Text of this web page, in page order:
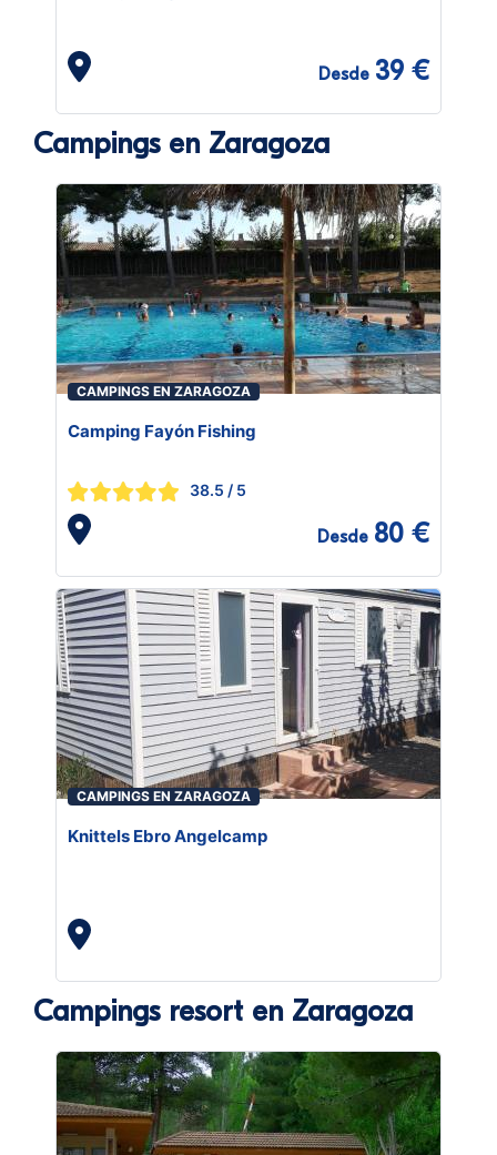
Desde 39 €
Campings en Zaragoza
CAMPINGS EN ZARAGOZA
Camping Fayón Fishing
38.5 / 5
Desde 80 €
CAMPINGS EN ZARAGOZA
Knittels Ebro Angelcamp
Campings resort en Zaragoza